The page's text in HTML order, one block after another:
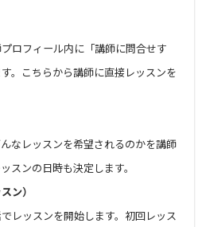
ロフィール内に「講師に問合せす
。こちらから講師に直接レッスンを
なレッスンを希望されるのかを講師
スンの日時も決定します。
ン）
レッスンを開始します。初回レッス